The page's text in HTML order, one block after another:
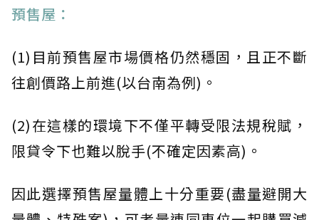
預售屋：
(1)目前預售屋市場價格仍然穩固，且正不斷
往創價路上前進(以台南為例)。
(2)在這樣的環境下不僅平轉受限法規稅賦，
限貸令下也難以脫手(不確定因素高)。
因此選擇預售屋量體上十分重要(盡量避開大